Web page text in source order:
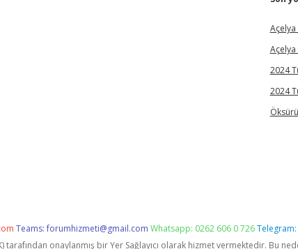
Açelya
Açelya
2024
2024
Teams:forumhizmeti@gmail.com Whatsapp: 0262 606 0 726
tarafından onaylanmış bir Yer Sağlayıcı olarak hizmet vermektedir. Bu